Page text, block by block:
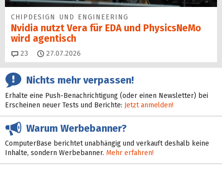
CHIPDESIGN UND ENGINEERING
Nvidia nutzt Vera für EDA und PhysicsNeMo
wird agentisch
23 Kommentare
27.07.2026
Nichts mehr verpassen!
Erhalte eine Push-Benachrichtigung (oder einen Newsletter) bei
Erscheinen neuer Tests und Berichte: Jetzt anmelden!
Warum Werbebanner?
ComputerBase berichtet unabhängig und verkauft deshalb keine
Inhalte, sondern Werbebanner. Mehr erfahren!